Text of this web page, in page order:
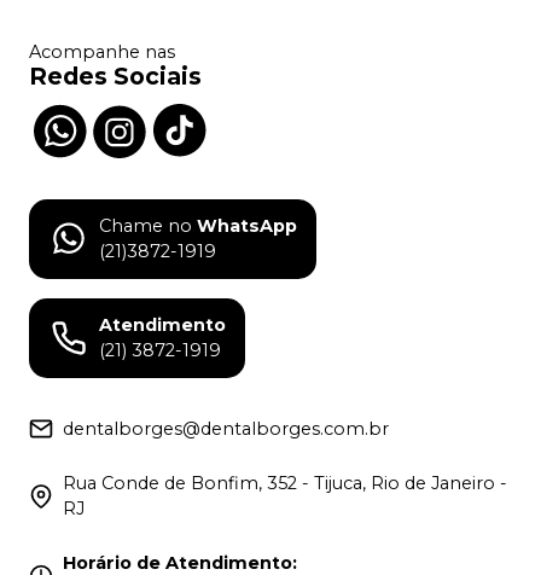
Acompanhe nas
Redes Sociais
Chame no WhatsApp
(21)3872-1919
Atendimento
(21) 3872-1919
dentalborges@dentalborges.com.br
Rua Conde de Bonfim, 352 - Tijuca, Rio de Janeiro -
RJ
Horário de Atendimento: